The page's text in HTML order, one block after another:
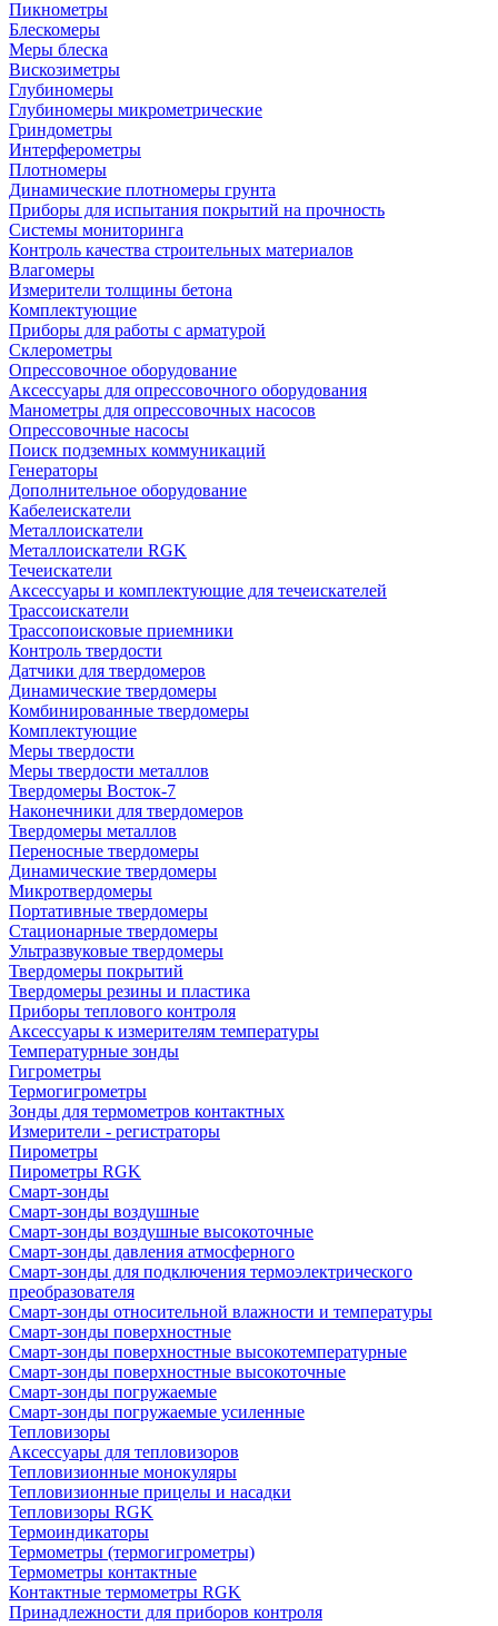
Пикнометры
Блескомеры
Меры блеска
Вискозиметры
Глубиномеры
Глубиномеры микрометрические
Гриндометры
Интерферометры
Плотномеры
Динамические плотномеры грунта
Приборы для испытания покрытий на прочность
Системы мониторинга
Контроль качества строительных материалов
Влагомеры
Измерители толщины бетона
Комплектующие
Приборы для работы с арматурой
Склерометры
Опрессовочное оборудование
Аксессуары для опрессовочного оборудования
Манометры для опрессовочных насосов
Опрессовочные насосы
Поиск подземных коммуникаций
Генераторы
Дополнительное оборудование
Кабелеискатели
Металлоискатели
Металлоискатели RGK
Течеискатели
Аксессуары и комплектующие для течеискателей
Трассоискатели
Трассопоисковые приемники
Контроль твердости
Датчики для твердомеров
Динамические твердомеры
Комбинированные твердомеры
Комплектующие
Меры твердости
Меры твердости металлов
Твердомеры Восток-7
Наконечники для твердомеров
Твердомеры металлов
Переносные твердомеры
Динамические твердомеры
Микротвердомеры
Портативные твердомеры
Стационарные твердомеры
Ультразвуковые твердомеры
Твердомеры покрытий
Твердомеры резины и пластика
Приборы теплового контроля
Аксессуары к измерителям температуры
Температурные зонды
Гигрометры
Термогигрометры
Зонды для термометров контактных
Измерители - регистраторы
Пирометры
Пирометры RGK
Смарт-зонды
Смарт-зонды воздушные
Смарт-зонды воздушные высокоточные
Смарт-зонды давления атмосферного
Смарт-зонды для подключения термоэлектрического
преобразователя
Смарт-зонды относительной влажности и температуры
Смарт-зонды поверхностные
Смарт-зонды поверхностные высокотемпературные
Смарт-зонды поверхностные высокоточные
Смарт-зонды погружаемые
Смарт-зонды погружаемые усиленные
Тепловизоры
Аксессуары для тепловизоров
Тепловизионные монокуляры
Тепловизионные прицелы и насадки
Тепловизоры RGK
Термоиндикаторы
Термометры (термогигрометры)
Термометры контактные
Контактные термометры RGK
Принадлежности для приборов контроля